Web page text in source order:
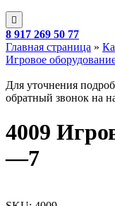
8 917 269 50 77
Главная страница »
Игровое
Для уточнения
обратный звонок на
4009
—7